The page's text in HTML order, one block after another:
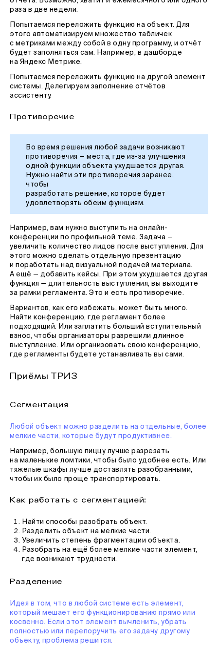
раза в две недели.
Попытаемся переложить функцию на объект. Для
этого автоматизируем множество табличек
с метриками между собой в одну программу, и отчёт
будет заполняться сам. Например, в дашборде
на Яндекс Метрике.
Попытаемся переложить функцию на другой элемент
системы. Делегируем заполнение отчётов
ассистенту.
Противоречие
Во время решения любой задачи возникают
противоречия — места, где из-за улучшения
одной функции объекта ухудшается другая.
Нужно найти эти противоречия заранее,
чтобы
разработать решение, которое будет
удовлетворять обеим функциям.
Например, вам нужно выступить на онлайн-
конференции по профильной теме. Задача —
увеличить количество лидов после выступления. Для
этого можно сделать отдельную презентацию
и поработать над визуальной подачей материала.
А ещё — добавить кейсы. При этом ухудшается другая
функция — длительность выступления, вы выходите
за рамки регламента. Это и есть противоречие.
Вариантов, как его избежать, может быть много.
Найти конференцию, где регламент более
подходящий. Или заплатить больший вступительный
взнос, чтобы организаторы разрешили длинное
выступление. Или организовать свою конференцию,
где регламенты будете устанавливать вы сами.
Приёмы ТРИЗ
Сегментация
Любой объект можно разделить на отдельные, более
мелкие части, которые будут продуктивнее.
Например, большую пиццу лучше разрезать
на маленькие ломтики, чтобы было удобнее есть. Или
тяжелые шкафы лучше доставлять разобранными,
чтобы их было проще транспортировать.
Как работать с сегментацией:
Найти способы разобрать объект.
Разделить объект на мелкие части.
Увеличить степень фрагментации объекта.
Разобрать на ещё более мелкие части элемент,
где возникают трудности.
Разделение
Идея в том, что в любой системе есть элемент,
который мешает его функционированию прямо или
косвенно. Если этот элемент вычленить, убрать
полностью или перепоручить его задачу другому
объекту, проблема решится.